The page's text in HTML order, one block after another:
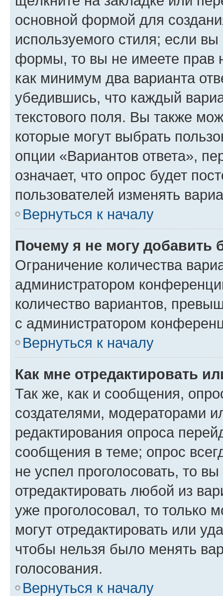
основной формой для
используемого стиля; если
формы, то вы не имеете прав
как минимум два варианта
убедившись, что каждый
текстового поля. Вы также
которые могут выбрать
опции «Вариантов ответа»,
означает, что опрос будет
пользователей изменять
Вернуться к началу
Почему я не могу добавить
Ограничение количества
администратором
количество вариантов,
с администратором
Вернуться к началу
Как мне отредактировать
Так же, как и сообщения,
создателями, модераторами
редактирования опроса
сообщения в теме; опрос
не успел проголосовать, то
отредактировать любой из
уже проголосовал, то только
могут отредактировать или
чтобы нельзя было менять
голосования.
Вернуться к началу